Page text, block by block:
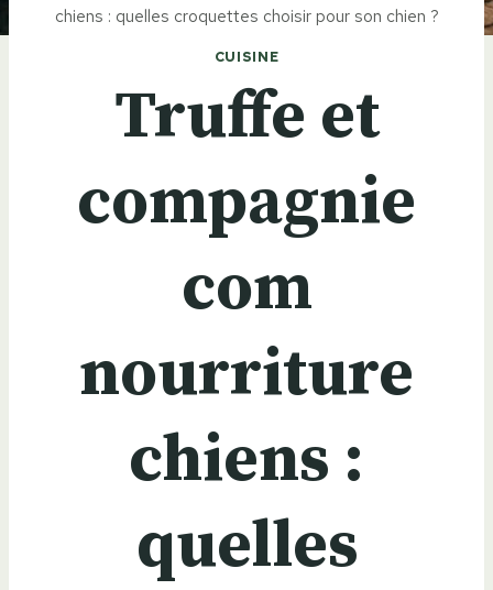
chiens : quelles croquettes choisir pour son chien ?
CUISINE
Truffe et
compagnie
com
nourriture
chiens :
quelles